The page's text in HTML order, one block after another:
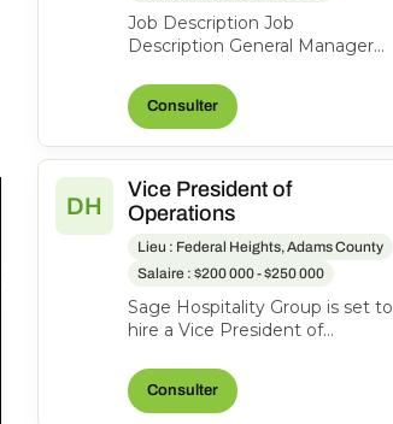
Job Description Job
Description General Manager
a premier luxury destination
tucked into...
Consulter
DH
Vice President of
Operations
Lieu : Federal Heights, Adams County
Salaire : $200 000 - $250 000
Sage Hospitality Group is set to
hire a Vice President of
Sage Hospitality Group, w...
Consulter